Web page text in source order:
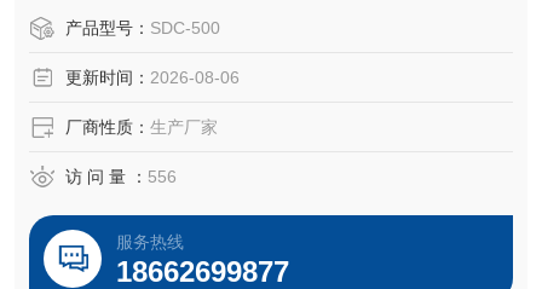
去离子水/乙二醇，高速工业相机+显微光学系统捕获液滴轮
产品型号： SDC-500
更新时间： 2026-08-06
厂商性质： 生产厂家
访 问 量 ： 556
服务热线
18662699877